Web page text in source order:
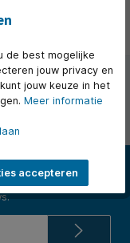
op werkdagen van
je op de hoogte
de best mogelijke
jouw privacy en
jouw keuze in het
Meer informatie
accepteren